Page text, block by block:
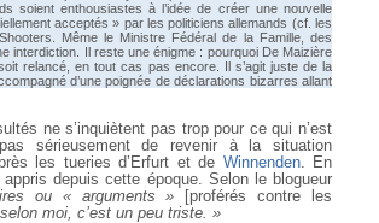
soient enthousiastes à l’idée de créer une nouvelle
acceptés » par les politiciens allemands (cf. les
Même le Ministre Fédéral de la Famille, des
interdiction. Il reste une énigme : pourquoi De Maizière
relancé, en tout cas pas encore. Il s’agit juste de la
d’une poignée de déclarations bizarres allant
ne s’inquiètent pas trop pour ce qui n’est
sérieusement de revenir à la situation
les tueries d’Erfurt et de Winnenden. En
depuis cette époque. Selon le blogueur
ou « arguments »
[proférés contre les
moi, c’est un peu triste. »